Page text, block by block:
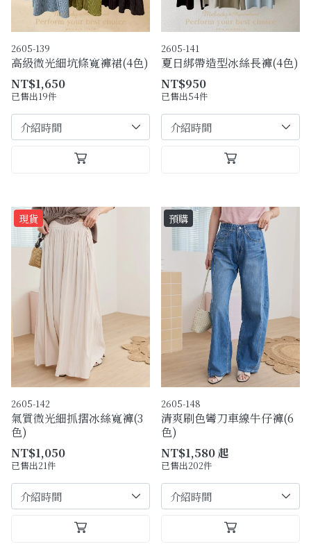
2605-139
高級微光細坑條寬褲裙(4色)
NT$1,650
已售出19件
2605-141
夏日綁帶造型冰絲長褲(4色)
NT$950
已售出54件
現貨
2605-142
氣質微光細抓摺冰絲寬褲(3
色)
NT$1,050
已售出21件
預購
2605-148
清爽刷色彎刀車線牛仔褲(6
色)
NT$1,580 起
已售出202件